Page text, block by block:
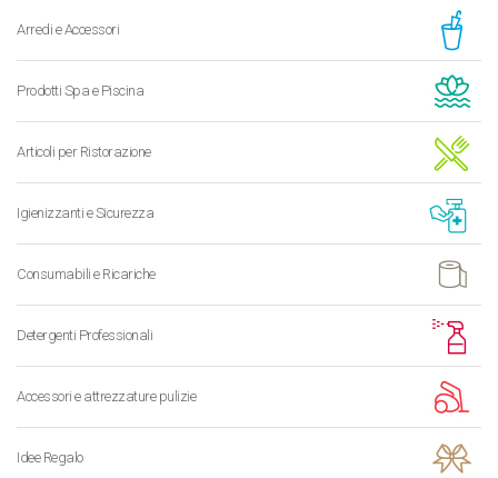
Arredi e Accessori
Prodotti Spa e Piscina
Articoli per Ristorazione
Igienizzanti e Sicurezza
Consumabili e Ricariche
Detergenti Professionali
Accessori e attrezzature pulizie
Idee Regalo